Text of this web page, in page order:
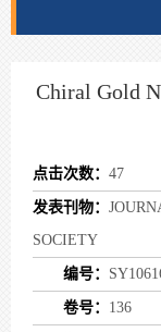
Chiral Gold
点击次数： 47
发表刊物：
SOCIETY
编号：
卷号： 136